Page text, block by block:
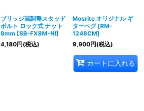
ブリッジ高調整スタッド
ボルト ロック式 ナット
8mm [SB-FX8M-NI]
4,180円(税込)
Mosrite オリジナル ギ
ターペグ [RM-
1248CM]
9,900円(税込)
カートに入れる